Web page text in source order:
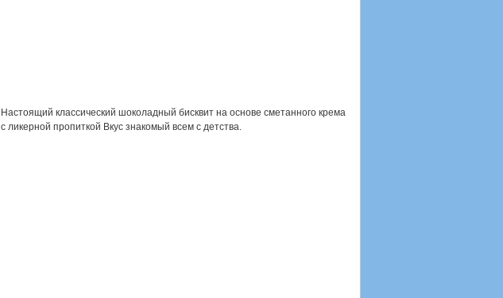
Настоящий классический шоколадный бисквит на основе сметанного крема
с ликерной пропиткой Вкус знакомый всем с детства.